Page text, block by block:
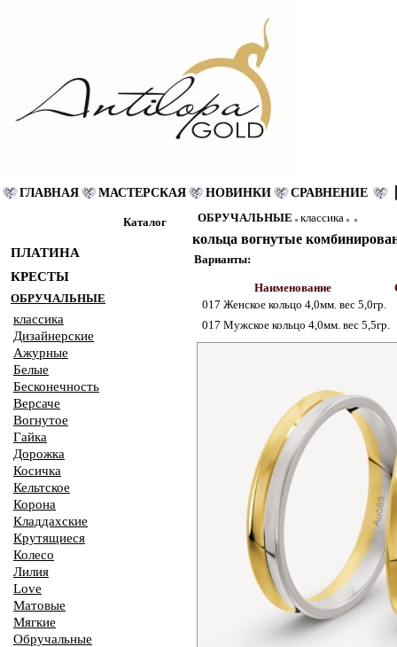
ГЛАВНАЯ МАСТЕРСКАЯ НОВИНКИ СРАВНЕНИЕ
Каталог
ПЛАТИНА
КРЕСТЫ
ОБРУЧАЛЬНЫЕ
классика
Дизайнерские
Ажурные
Белые
Бесконечность
Версаче
Вогнутое
Гайка
Дорожка
Косичка
Кельтское
Корона
Кладдахские
Крутящиеся
Колесо
Лилия
Love
Матовые
Мягкие
Обручальные
ОБРУЧАЛЬНЫЕ классика
кольца вогнутые
Варианты:
Наименование
017 Женское кольцо 4,0мм. вес 5,0гр.
017 Мужское кольцо 4,0мм. вес 5,5гр.